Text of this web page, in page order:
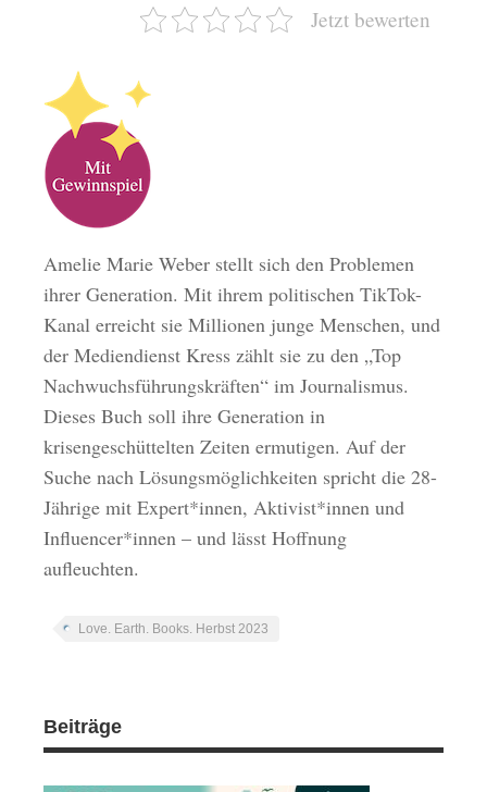
Jetzt bewerten
Amelie Marie Weber stellt sich den Problemen
ihrer Generation. Mit ihrem politischen TikTok-
Kanal erreicht sie Millionen junge Menschen, und
der Mediendienst Kress zählt sie zu den „Top
Nachwuchsführungskräften“ im Journalismus.
Dieses Buch soll ihre Generation in
krisengeschüttelten Zeiten ermutigen. Auf der
Suche nach Lösungsmöglichkeiten spricht die 28-
Jährige mit Expert*innen, Aktivist*innen und
Influencer*innen – und lässt Hoffnung
aufleuchten.
Love. Earth. Books. Herbst 2023
Beiträge